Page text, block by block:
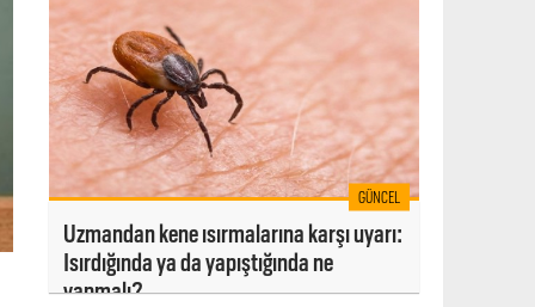
GÜNCEL
Uzmandan kene ısırmalarına karşı uyarı:
Isırdığında ya da yapıştığında ne
yapmalı?